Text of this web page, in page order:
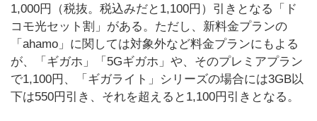
1,000円（税抜。税込みだと1,100円）引きとなる「ド
コモ光セット割」がある。ただし、新料金プランの
「ahamo」に関しては対象外など料金プランにもよる
が、「ギガホ」「5Gギガホ」や、そのプレミアプラン
で1,100円、「ギガライト」シリーズの場合には3GB以
下は550円引き、それを超えると1,100円引きとなる。